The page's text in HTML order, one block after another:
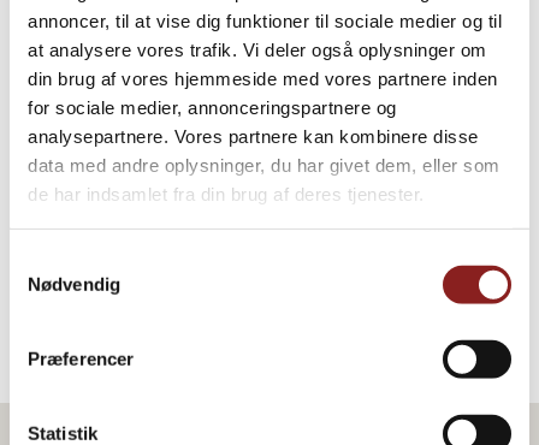
annoncer, til at vise dig funktioner til sociale medier og til
at analysere vores trafik. Vi deler også oplysninger om
din brug af vores hjemmeside med vores partnere inden
for sociale medier, annonceringspartnere og
analysepartnere. Vores partnere kan kombinere disse
data med andre oplysninger, du har givet dem, eller som
de har indsamlet fra din brug af deres tjenester.
Nødvendig
Præferencer
Statistik
Bearnaise Sauce
DRESSING, SAUCER & SUPPER